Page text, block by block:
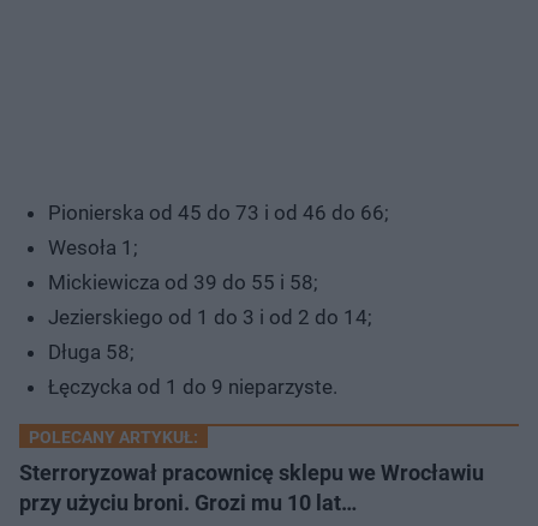
Pionierska od 45 do 73 i od 46 do 66;
Wesoła 1;
Mickiewicza od 39 do 55 i 58;
Jezierskiego od 1 do 3 i od 2 do 14;
Długa 58;
Łęczycka od 1 do 9 nieparzyste.
POLECANY ARTYKUŁ:
Sterroryzował pracownicę sklepu we Wrocławiu
przy użyciu broni. Grozi mu 10 lat…